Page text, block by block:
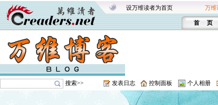
设万维读者为首页 万维
首 页
搜索>> 发表日志 控制面板 个人相册